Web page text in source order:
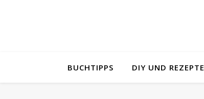
BUCHTIPPS DIY UND REZEPTE